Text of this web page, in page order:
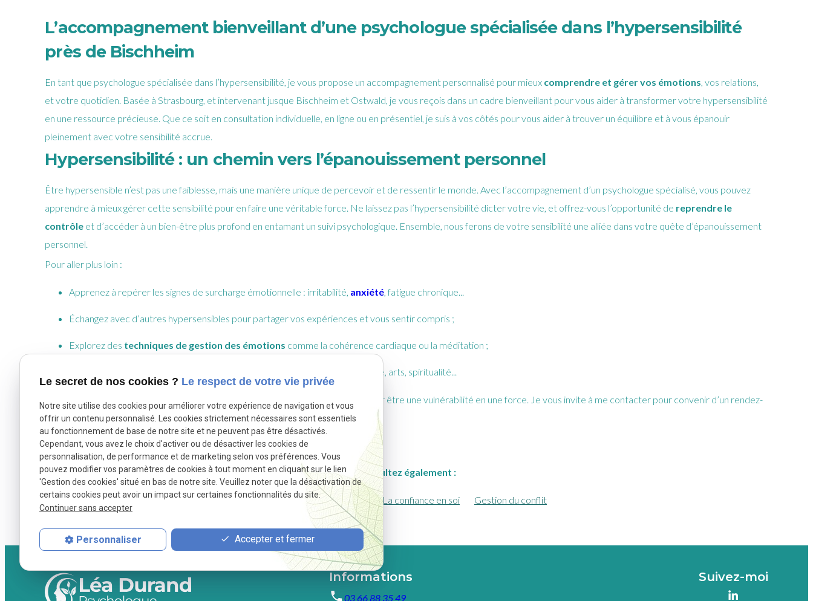
L’accompagnement bienveillant d’une psychologue spécialisée dans l’hypersensibilité
près de Bischheim
En tant que psychologue spécialisée dans l’hypersensibilité, je vous propose un accompagnement personnalisé pour mieux comprendre et gérer vos émotions, vos relations,
et votre quotidien. Basée à Strasbourg, et intervenant jusque Bischheim et Ostwald, je vous reçois dans un cadre bienveillant pour vous aider à transformer votre hypersensibilité
en une ressource précieuse. Que ce soit en consultation individuelle, en ligne ou en présentiel, je suis à vos côtés pour vous aider à trouver un équilibre et à vous épanouir
pleinement avec votre sensibilité accrue.
Hypersensibilité : un chemin vers l’épanouissement personnel
Être hypersensible n’est pas une faiblesse, mais une manière unique de percevoir et de ressentir le monde. Avec l’accompagnement d’un psychologue spécialisé, vous pouvez
apprendre à mieux gérer cette sensibilité pour en faire une véritable force. Ne laissez pas l’hypersensibilité dicter votre vie, et offrez-vous l’opportunité de reprendre le
contrôle et d’accéder à un bien-être plus profond en entamant un suivi psychologique. Ensemble, nous ferons de votre sensibilité une alliée dans votre quête d’épanouissement
personnel.
Pour aller plus loin :
Apprenez à repérer les signes de surcharge émotionnelle : irritabilité, anxiété, fatigue chronique...
Échangez avec d’autres hypersensibles pour partager vos expériences et vous sentir compris ;
Explorez des techniques de gestion des émotions comme la cohérence cardiaque ou la méditation ;
Identifiez et cultivez des activités ressourçantes pour vous recentrer : nature, arts, spiritualité...
En prenant soin de votre hypersensibilité, vous transformez ce qui pourrait sembler être une vulnérabilité en une force. Je vous invite à me contacter pour convenir d’un rendez-
vous, que ce soit àStrasbourg , àBischheim, àOstwaldou en ligne.
Consultez également :
Burn-Out et stress au travail La confiance en soi Gestion du conflit
Informations
03 66 88 35 49
Suivez-moi
Le secret de nos cookies ? Le respect de votre vie privée
Notre site utilise des cookies pour améliorer votre expérience de navigation et vous
offrir un contenu personnalisé. Les cookies strictement nécessaires sont essentiels
au fonctionnement de base de notre site et ne peuvent pas être désactivés.
Cependant, vous avez le choix d'activer ou de désactiver les cookies de
personnalisation, de performance et de marketing selon vos préférences. Vous
pouvez modifier vos paramètres de cookies à tout moment en cliquant sur le lien
'Gestion des cookies' situé en bas de notre site. Veuillez noter que la désactivation de
certains cookies peut avoir un impact sur certaines fonctionnalités du site.
Continuer sans accepter
Personnaliser Accepter et fermer